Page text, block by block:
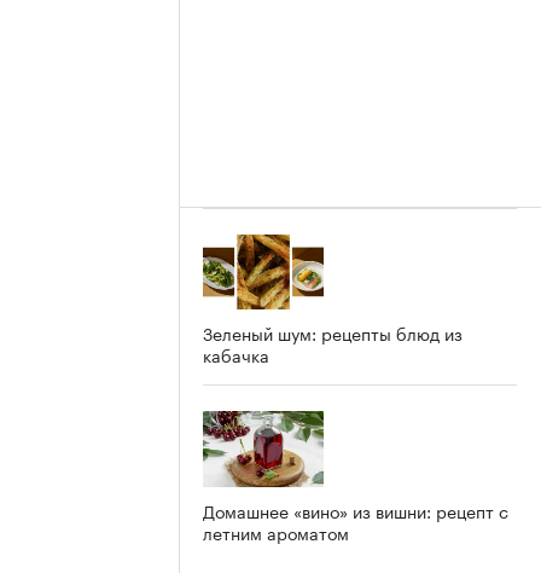
Зеленый шум: рецепты блюд из
кабачка
Домашнее «вино» из вишни: рецепт с
летним ароматом